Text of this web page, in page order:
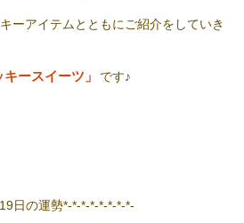
ーアイテムとともにご紹介をしていき
キースイーツ」 です♪
日の運勢*-*-*-*-*-*-*-*-